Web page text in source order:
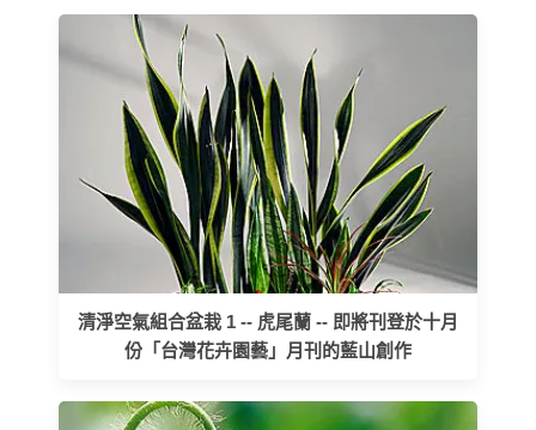
清淨空氣組合盆栽 1 -- 虎尾蘭 -- 即將刊登於十月
份「台灣花卉園藝」月刊的藍山創作